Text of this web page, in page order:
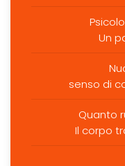
Un
senso di
Quanto
Il corpo